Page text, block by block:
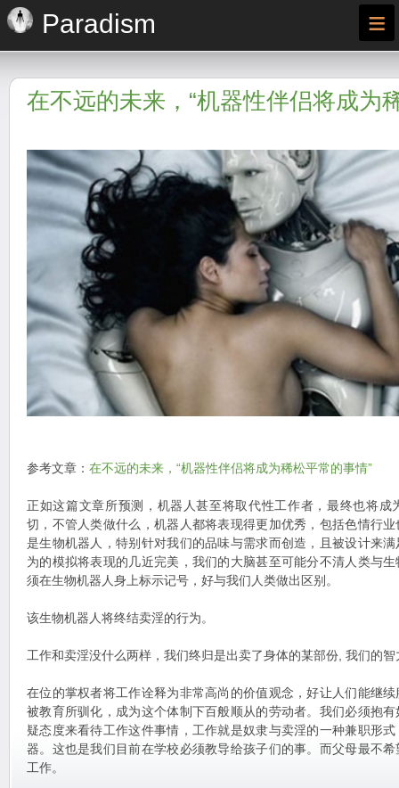
Paradism ≡
在不远的未来，“机器性伴侣将成为
参考文章： 在不远的未来，“机器性伴侣将成为稀松平常的事情”
正如这篇文章所预测，机器人甚至将取代性工作者，最终也将成
切，不管人类做什么，机器人都将表现得更加优秀，包括色情行
是生物机器人，特别针对我们的品味与需求而创造，且被设计来
为的模拟将表现的几近完美，我们的大脑甚至可能分不清人类与
须在生物机器人身上标示记号，好与我们人类做出区别。
该生物机器人将终结卖淫的行为。
工作和卖淫没什么两样，我们终归是出卖了身体的某部份, 我们的
在位的掌权者将工作诠释为非常高尚的价值观念，好让人们能继
被教育所驯化，成为这个体制下百般顺从的劳动者。我们必须抱
疑态度来看待工作这件事情，工作就是奴隶与卖淫的一种兼职形
器。这也是我们目前在学校必须教导给孩子们的事。而父母最不
工作。